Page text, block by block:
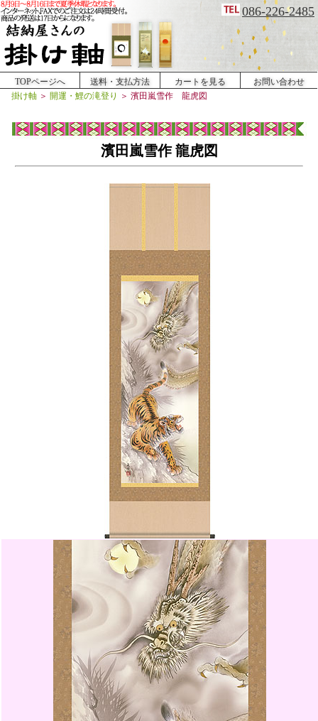
086-226-2485
TOPページへ 送料・支払方法 カートを見る
お問い合わせ
掛け軸 ＞ 開運・鯉の滝登り ＞ 濱田嵐雪作 龍虎図
濱田嵐雪作 龍虎図